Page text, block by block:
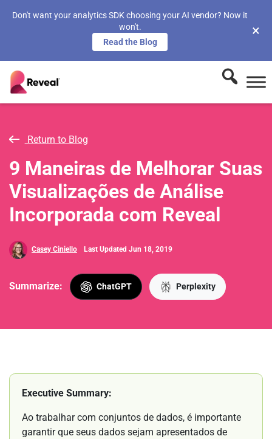
Don't want your analytics SDK choosing your AI vendor? Now it
won't.
Read the Blog
×
Return to Blog
9 Maneiras de Melhorar Suas
Visualizações de Análise
Incorporada com Reveal
Casey Ciniello Last Updated Jun 18, 2019
Summarize: ChatGPT Perplexity
Executive Summary:
Ao trabalhar com conjuntos de dados, é importante
garantir que seus dados sejam apresentados de